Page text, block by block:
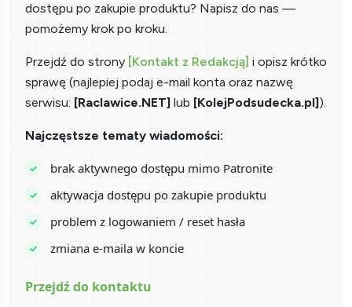
dostępu po zakupie produktu? Napisz do nas —
pomożemy krok po kroku.
Przejdź do strony [Kontakt z Redakcją] i opisz krótko
sprawę (najlepiej podaj e-mail konta oraz nazwę
serwisu: [Raclawice.NET] lub [KolejPodsudecka.pl]).
Najczęstsze tematy wiadomości:
brak aktywnego dostępu mimo Patronite
aktywacja dostępu po zakupie produktu
problem z logowaniem / reset hasła
zmiana e-maila w koncie
Przejdź do kontaktu